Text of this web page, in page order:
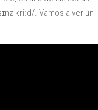
z kriːd/. Vamos a ver un